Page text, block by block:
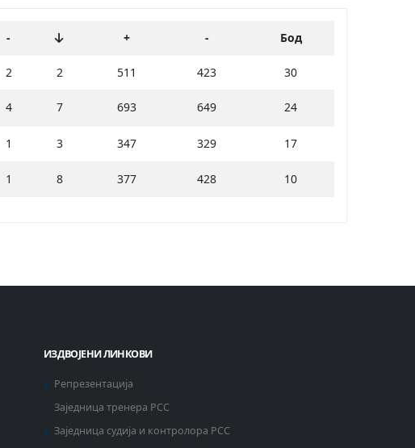
- + - Бод
2 2 511 423 30
4 7 693 649 24
1 3 347 329 17
1 8 377 428 10
ИЗДВОЈЕНИ ЛИНКОВИ
Репрезентација
Заједница тренера РСС
Заједница судија и контролора РСС